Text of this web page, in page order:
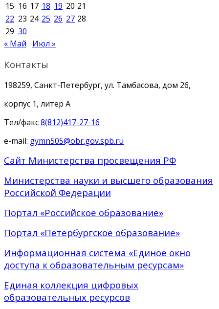
15 16 17 18 19 20 21
22 23 24 25 26 27 28
29 30
« Май
Июл »
Контакты
198259, Санкт-Петербург, ул. Тамбасова, дом 26,
корпус 1, литер А
Тел/факс8(812)417-27-16
e-mail: gymn505@obr.gov.spb.ru
Сайт Министерства просвещения РФ
Министерства науки и высшего образования
Российской Федерации
Портал «Российское образование»
Портал «Петербургское образование»
Информационная система «Единое окно
доступа к образовательным ресурсам»
Единая коллекция цифровых
образовательных ресурсов